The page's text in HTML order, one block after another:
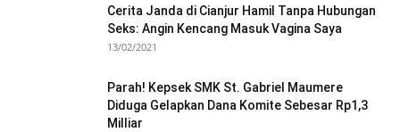
Cerita Janda di Cianjur Hamil Tanpa Hubungan
Seks: Angin Kencang Masuk Vagina Saya
13/02/2021
Parah! Kepsek SMK St. Gabriel Maumere
Diduga Gelapkan Dana Komite Sebesar Rp1,3
Milliar